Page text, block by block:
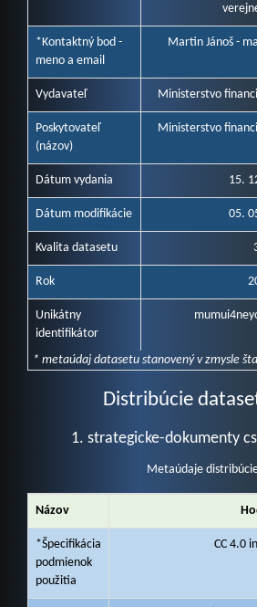
*Kontaktný bod -
meno a email
Martin Jánoš -
Vydavateľ Ministerstvo
Poskytovateľ
(názov)
Ministerstvo
Dátum vydania 15.
Dátum modifikácie 05.
Kvalita datasetu
Rok
Unikátny
identifikátor
* metaúdaj datasetu stanovený v zmysle
Distribúcie
1. strategicke-dokumenty
Metaúdaje
Názov
*Špecifikácia
podmienok
použitia
CC 4.0